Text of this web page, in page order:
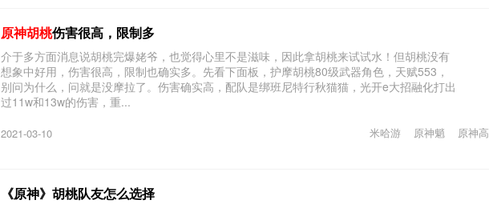
原神胡桃伤害很高，限制多
介于多方面消息说胡桃完爆姥爷，也觉得心里不是滋味，因此拿胡桃来试试水！但胡桃没有
想象中好用，伤害很高，限制也确实多。先看下面板，护摩胡桃80级武器角色，天赋553，
别问为什么，问就是没摩拉了。伤害确实高，配队是绑班尼特行秋猫猫，光开e大招融化打出
过11w和13w的伤害，重...
2021-03-10 原神
原神魈
米哈游
《原神》胡桃队友怎么选择